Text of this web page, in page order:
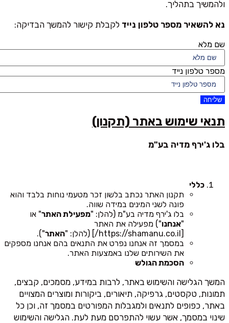
ולהמשיך בתהליך.
נא להשאיר מספר טלפון נייד לקבלת קישור להמשך הבדיקה:
שם מלא
מספר טלפון נייד
שליחה
תנאי שימוש באתר (תקנון)
בלו ג'ירף מדיה בע"מ
כללי
תקנון האתר נכתב בלשון זכר מטעמי נוחות בלבד והוא
פונה לשני המינים במידה שווה.
בלו ג'ירף מדיה בע"מ (להלן: "מפעילת האתר" או
"אנחנו") מפעילה את האתר
[https://shamanu.co.il/] (להלן: "
האתר").
במסמך זה אנחנו נפרט את התנאים בהם אנחנו מספקים
את השירותים שלנו באמצעות האתר.
הסכמת הגולש
המשך הגלישה והשימוש באתר, לרבות במידע, מסמכים, קבצים,
תמונות, טקסטים, גרפיקה, תיאורים, ביקורות ומוצרים המצויים
באתר, כפופים לתנאים ולמגבלות המפורטים במסמך זה, וכן כל
שינוי במסמך, אשר עשוי להתפרסם מעת לעת. הגלישה והשימוש